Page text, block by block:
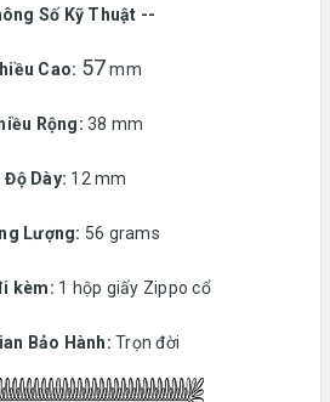
Số Kỹ Thuật --
Cao: 57mm
Rộng:38 mm
Độ Dày: 12 mm
Lượng: 56 grams
kèm: 1 hộp giấy Zippo cổ
Bảo Hành: Trọn đời